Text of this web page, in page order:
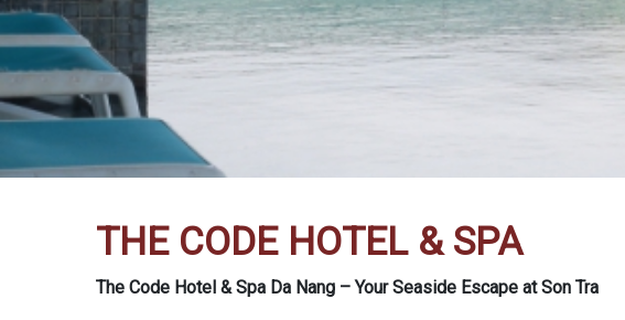
THE CODE HOTEL & SPA
The Code Hotel & Spa Da Nang – Your Seaside Escape at Son Tra